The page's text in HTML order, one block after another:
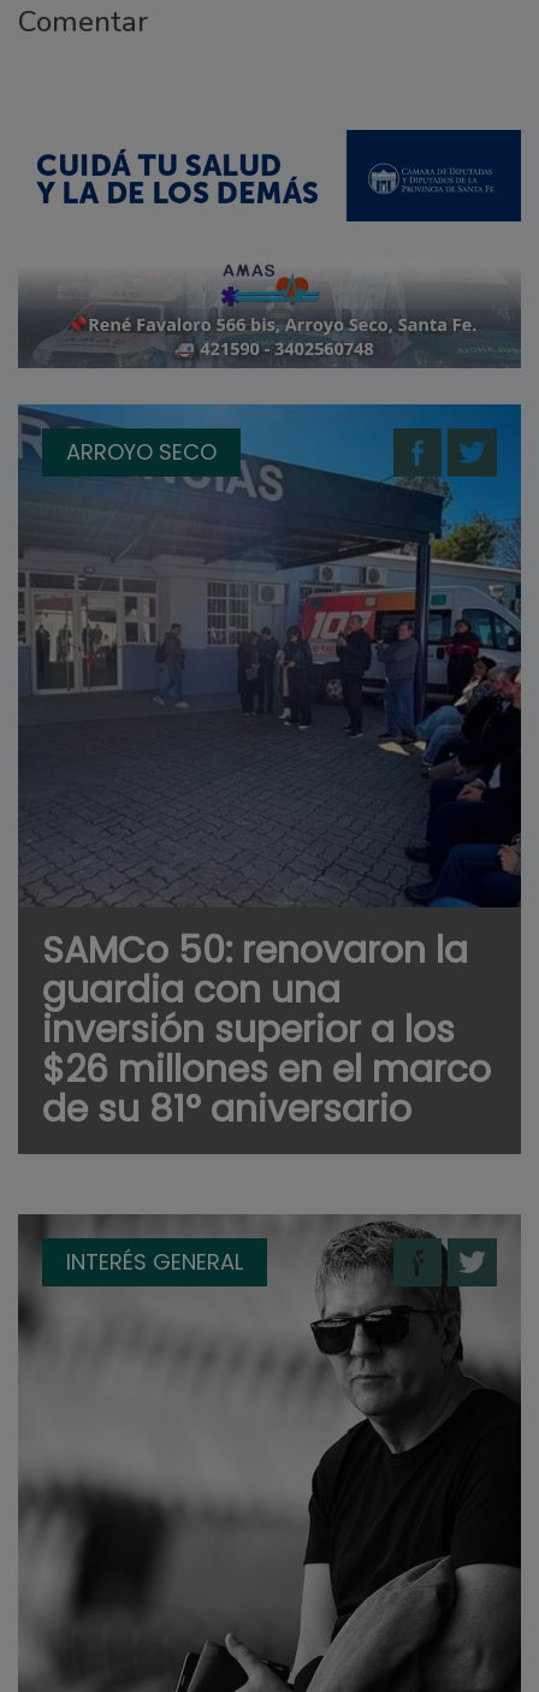
Comentar
ARROYO SECO
SAMCo 50: renovaron la
guardia con una
inversión superior a los
$26 millones en el marco
de su 81° aniversario
INTERÉS GENERAL